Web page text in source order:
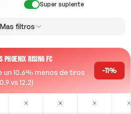
Super suplente
Mas filtros
PHOENIX RISING FC
un 10.6% menos de tiros
vs 12.2)
-11%